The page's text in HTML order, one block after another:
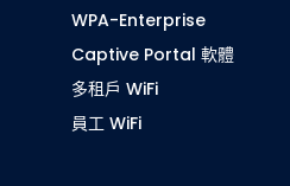
WPA-Enterprise
Captive Portal 軟體
多租戶 WiFi
員工 WiFi